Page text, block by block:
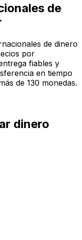
de
de dinero
por
fiables y
en tiempo
de 130 monedas.
dinero